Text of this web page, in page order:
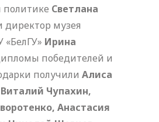
Светлана
директор музея
Ирина
победителей и
получили Алиса
Чупахин,
Анастасия